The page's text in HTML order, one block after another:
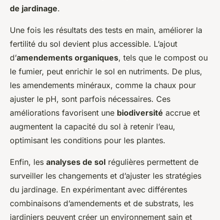
de jardinage.
Une fois les résultats des tests en main, améliorer la
fertilité du sol devient plus accessible. L’ajout
d’amendements organiques, tels que le compost ou
le fumier, peut enrichir le sol en nutriments. De plus,
les amendements minéraux, comme la chaux pour
ajuster le pH, sont parfois nécessaires. Ces
améliorations favorisent une biodiversité accrue et
augmentent la capacité du sol à retenir l’eau,
optimisant les conditions pour les plantes.
Enfin, les analyses de sol régulières permettent de
surveiller les changements et d’ajuster les stratégies
du jardinage. En expérimentant avec différentes
combinaisons d’amendements et de substrats, les
jardiniers peuvent créer un environnement sain et